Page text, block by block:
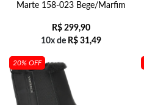
Marte 158-023 Bege/Marfim
R$299,90
10x de R$31,49
20% OFF